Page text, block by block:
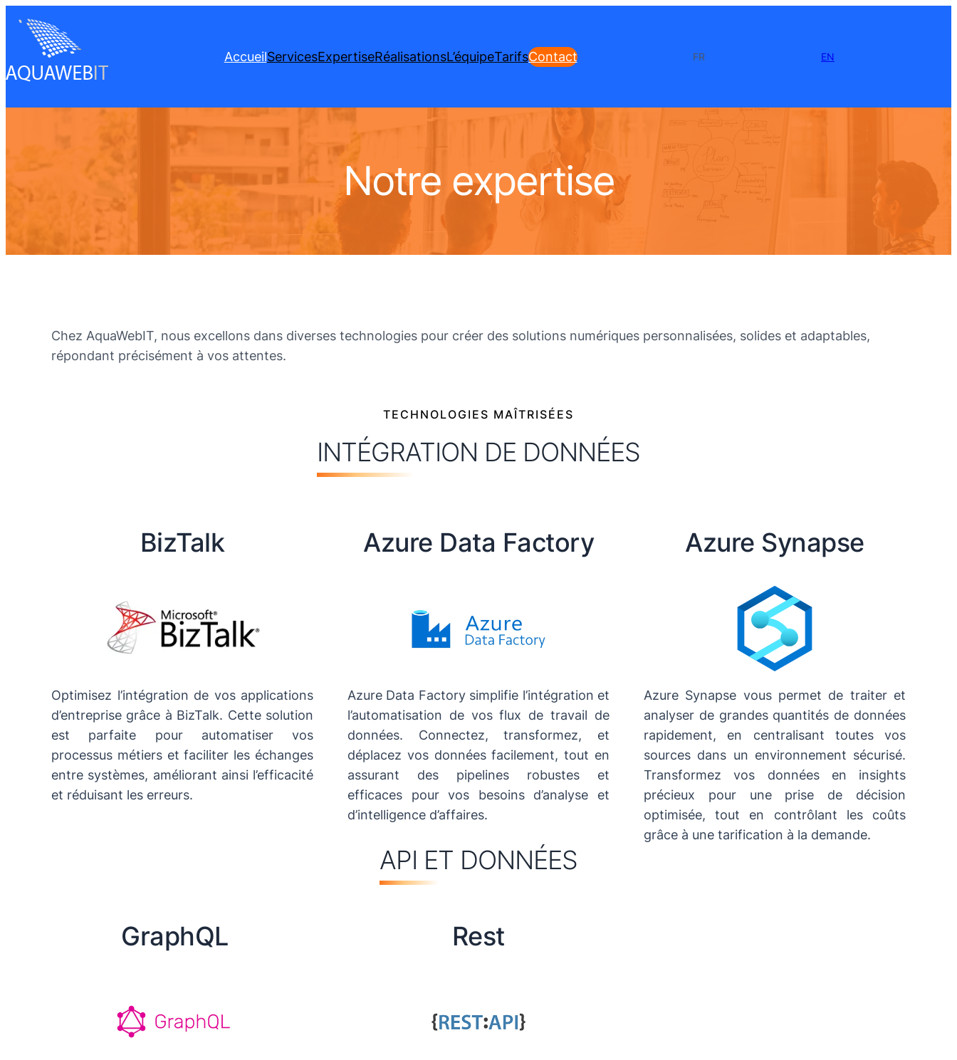
AccueilServicesExpertiseRéalisationsL’équipeTarifsContact FR EN
Notre expertise
Chez AquaWebIT, nous excellons dans diverses technologies pour créer des solutions numériques personnalisées, solides et adaptables,
répondant précisément à vos attentes.
TECHNOLOGIES MAÎTRISÉES
INTÉGRATION DE DONNÉES
BizTalk
Optimisez l’intégration de vos applications
d’entreprise grâce à BizTalk. Cette solution
est parfaite pour automatiser vos
processus métiers et faciliter les échanges
entre systèmes, améliorant ainsi l’efficacité
et réduisant les erreurs.
Azure Data Factory
Azure Data Factory simplifie l’intégration et
l’automatisation de vos flux de travail de
données. Connectez, transformez, et
déplacez vos données facilement, tout en
assurant des pipelines robustes et
efficaces pour vos besoins d’analyse et
d’intelligence d’affaires.
Azure Synapse
Azure Synapse vous permet de traiter et
analyser de grandes quantités de données
rapidement, en centralisant toutes vos
sources dans un environnement sécurisé.
Transformez vos données en insights
précieux pour une prise de décision
optimisée, tout en contrôlant les coûts
grâce à une tarification à la demande.
API ET DONNÉES
GraphQL Rest